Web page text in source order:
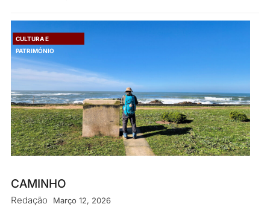
CULTURA E
PATRIMÓNIO
CAMINHO
Redação Março 12, 2026